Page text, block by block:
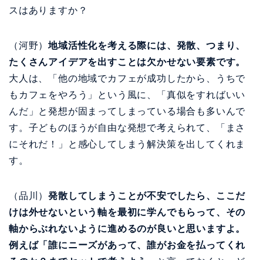
スはありますか？
（河野）地域活性化を考える際には、発散、つまり、
たくさんアイデアを出すことは欠かせない要素です。
大人は、「他の地域でカフェが成功したから、うちで
もカフェをやろう」という風に、「真似をすればいい
んだ」と発想が固まってしまっている場合も多いんで
す。子どものほうが自由な発想で考えられて、「まさ
にそれだ！」と感心してしまう解決策を出してくれま
す。
（品川）発散してしまうことが不安でしたら、ここだ
けは外せないという軸を最初に学んでもらって、その
軸からぶれないように進めるのが良いと思いますよ。
例えば「誰にニーズがあって、誰がお金を払ってくれ